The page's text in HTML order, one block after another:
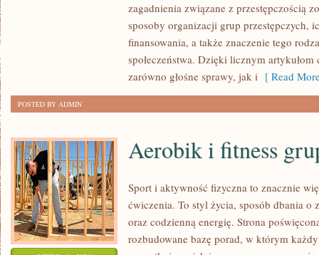
zagadnienia związane z przestępczością
sposoby organizacji grup przestępczych,
finansowania, a także znaczenie tego
społeczeństwa. Dzięki licznym
zarówno głośne sprawy, jak i [ Read
POSTED BY ADMIN
Aerobik i fitness
Sport i aktywność fizyczna to znacznie
ćwiczenia. To styl życia, sposób dbania o
oraz codzienną energię. Strona
rozbudowane bazę porad, w którym